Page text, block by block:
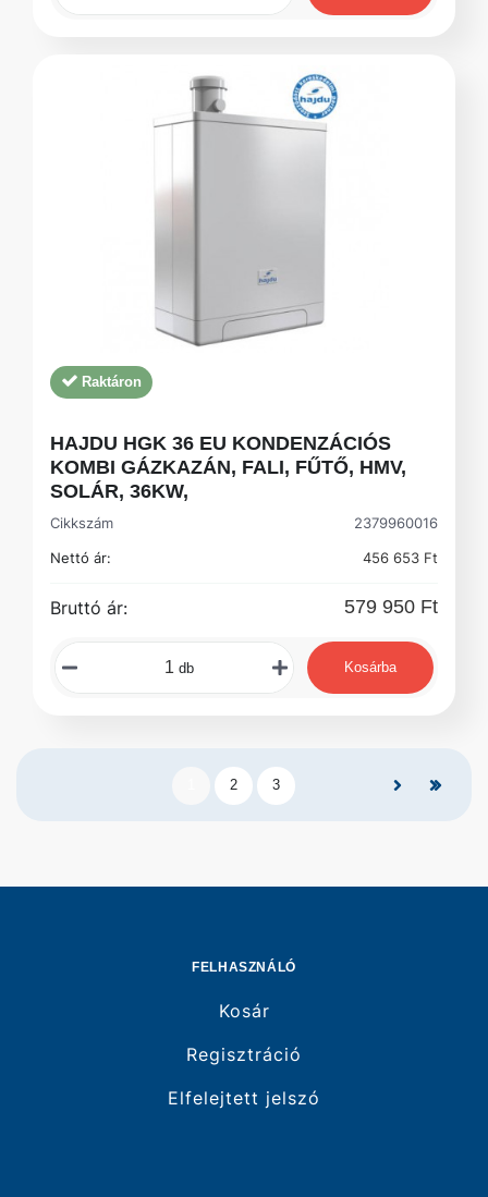
Raktáron
HAJDU HGK 36 EU KONDENZÁCIÓS
KOMBI GÁZKAZÁN, FALI, FŰTŐ, HMV,
SOLÁR, 36KW,
Cikkszám
2379960016
Nettó ár:
456 653 Ft
Bruttó ár: 579 950 Ft
db Kosárba
2 3
FELHASZNÁLÓ
Kosár
Regisztráció
Elfelejtett jelszó